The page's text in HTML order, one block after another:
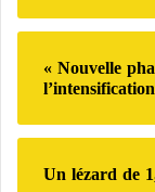
« Nouvelle
Un lézard de